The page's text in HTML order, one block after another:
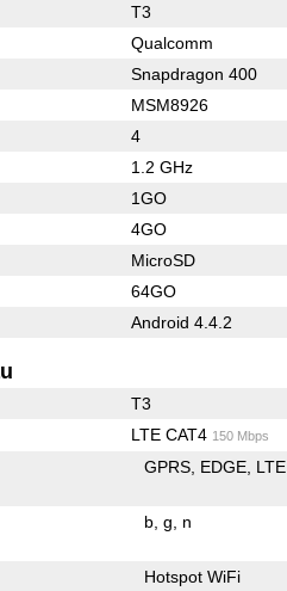
T3
Qualcomm
Snapdragon 400
MSM8926
4
1.2 GHz
1GO
4GO
MicroSD
64GO
Android 4.4.2
T3
LTE CAT4 150 Mbps
GPRS EDGE LTE
b g n
Hotspot WiFi